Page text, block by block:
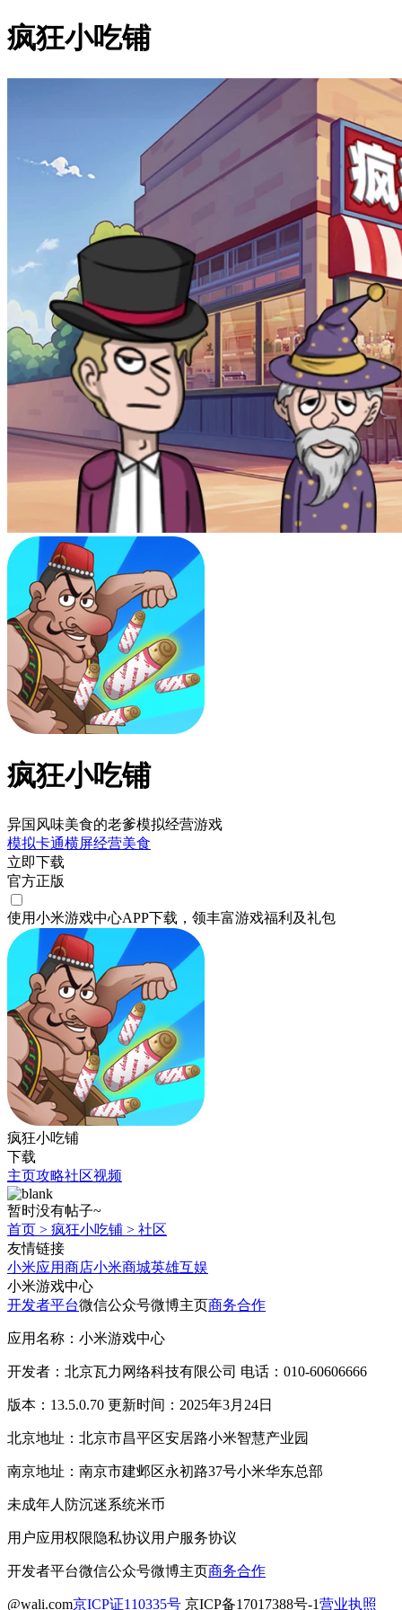
疯狂小吃铺
疯狂小吃铺
异国风味美食的老爹模拟经营游戏
模拟卡通横屏经营美食
立即下载
官方正版
使用小米游戏中心APP下载 ，领丰富游戏福利 及礼包
疯狂小吃铺
下载
主页攻略社区视频
暂时没有帖子~
首页 > 疯狂小吃铺 > 社区
友情链接
小米应用商店小米商城英雄互娱
小米游戏中心
开发者平台微信公众号微博主页商务合作
应用名称：小米游戏中心
开发者：北京瓦力网络科技有限公司 电话：010-60606666
版本：13.5.0.70 更新时间：2025年3月24日
北京地址：北京市昌平区安居路小米智慧产业园
南京地址：南京市建邺区永初路37号小米华东总部
未成年人防沉迷系统米币
用户应用权限隐私协议用户服务协议
开发者平台微信公众号微博主页商务合作
@wali.com京ICP证110335号 京ICP备17017388号-1营业执照